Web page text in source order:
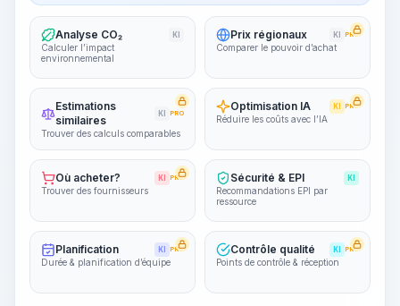
Analyse CO₂ KI
Calculer l’impact
environnemental
Prix régionaux KI PRO
Comparer le pouvoir d’achat
Estimations
similaires
KI PRO
Trouver des calculs comparables
Optimisation IA KI PRO
Réduire les coûts avec l’IA
Où acheter? KI PRO
Trouver des fournisseurs
Sécurité & EPI KI
Recommandations EPI par
ressource
Planification KI PRO
Durée & planification d’équipe
Contrôle qualité KI PRO
Points de contrôle & réception